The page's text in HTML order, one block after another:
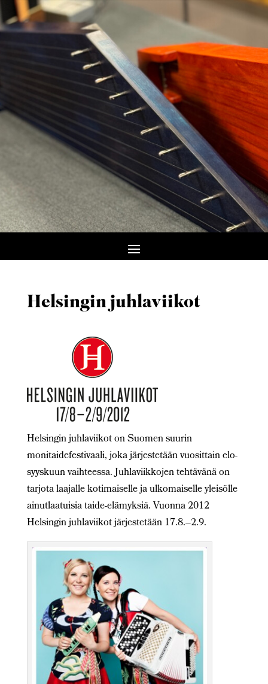
Helsingin juhlaviikot
Helsingin juhlaviikot on Suomen suurin
monitaidefestivaali, joka järjestetään vuosittain elo-
syyskuun vaihteessa. Juhlaviikkojen tehtävänä on
tarjota laajalle kotimaiselle ja ulkomaiselle yleisölle
ainutlaatuisia taide-elämyksiä. Vuonna 2012
Helsingin juhlaviikot järjestetään 17.8.–2.9.